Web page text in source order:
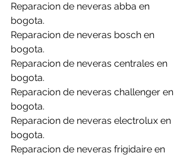
Reparacion de neveras abba en
bogota.
Reparacion de neveras bosch en
bogota.
Reparacion de neveras centrales en
bogota.
Reparacion de neveras challenger en
bogota.
Reparacion de neveras electrolux en
bogota.
Reparacion de neveras frigidaire en